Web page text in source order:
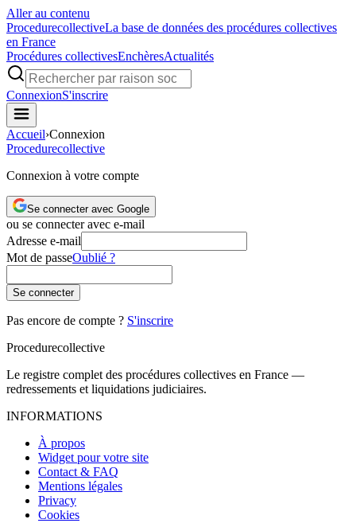
Aller au contenu
ProcedurecollectiveLa base de données des procédures collectives
en France
Procédures collectivesEnchèresActualités
ConnexionS'inscrire
Accueil›Connexion
Procedurecollective
Connexion à votre compte
Se connecter avec Google
ou se connecter avec e-mail
Adresse e-mail
Mot de passeOublié ?
Se connecter
Pas encore de compte ? S'inscrire
Procedurecollective
Le registre complet des procédures collectives en France —
redressements et liquidations judiciaires.
INFORMATIONS
À propos
Widget pour votre site
Contact & FAQ
Mentions légales
Privacy
Cookies